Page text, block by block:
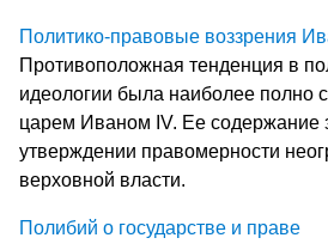
Политико-правовые воззрения
Противоположная тенденция в
идеологии была наиболее полно
царем Иваном IV. Ее содержание
утверждении правомерности
верховной власти.
Полибий о государстве и праве